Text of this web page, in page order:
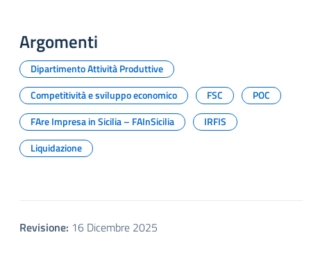
Argomenti
Dipartimento Attività Produttive
Competitività e sviluppo economico
FSC
POC
FAre Impresa in Sicilia – FAInSicilia
IRFIS
Liquidazione
Revisione: 16 Dicembre 2025